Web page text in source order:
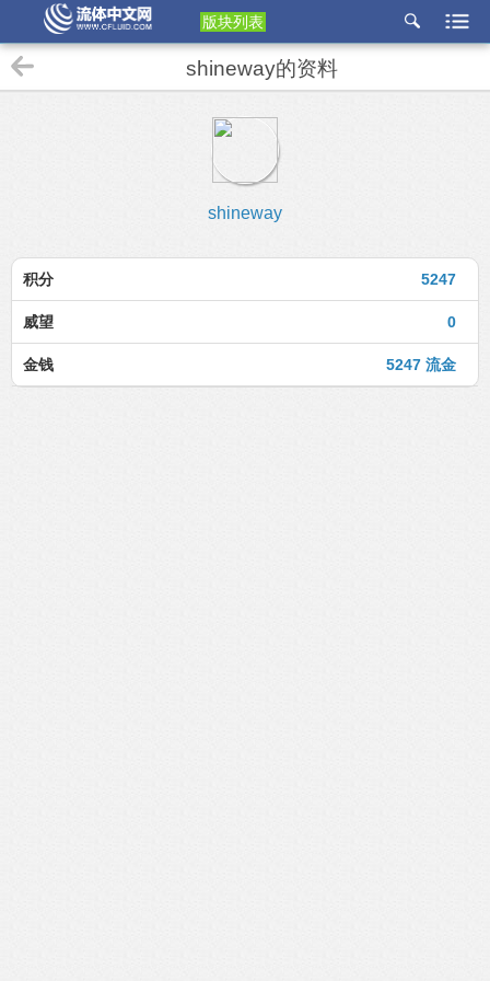
版块列表
etu
shineway的资料
shineway
5247
积分
0
威望
5247 流金
金钱